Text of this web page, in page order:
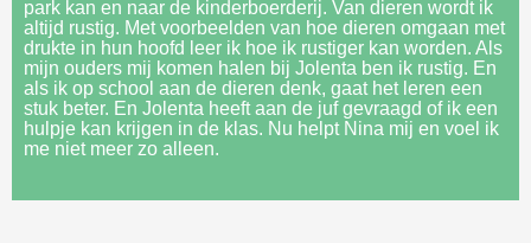
park kan en naar de kinderboerderij. Van dieren wordt ik
altijd rustig. Met voorbeelden van hoe dieren omgaan met
drukte in hun hoofd leer ik hoe ik rustiger kan worden. Als
mijn ouders mij komen halen bij Jolenta ben ik rustig. En
als ik op school aan de dieren denk, gaat het leren een
stuk beter. En Jolenta heeft aan de juf gevraagd of ik een
hulpje kan krijgen in de klas. Nu helpt Nina mij en voel ik
me niet meer zo alleen.